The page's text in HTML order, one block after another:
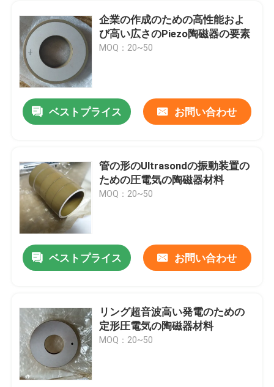
製品
私達について
企業の作成のための高性能およ
び高い広さのPiezo陶磁器の要素
MOQ：20~50
ベストプライス お問い合わせ
管の形のUltrasondの振動装置の
ための圧電気の陶磁器材料
MOQ：20~50
ベストプライス お問い合わせ
リング超音波高い発電のための
定形圧電気の陶磁器材料
MOQ：20~50